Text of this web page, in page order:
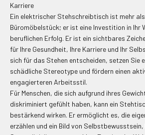
Karriere
Ein elektrischer Stehschreibtisch ist mehr als
Büromöbelstück; er ist eine Investition in Ihr
beruflichen Erfolg. Er ist ein sichtbares
für Ihre Gesundheit, Ihre Karriere und Ihr
sich für das Stehen entscheiden, setzen Sie
schädliche Stereotype und fördern einen
engagierteren Arbeitsstil.
Für Menschen, die sich aufgrund ihres
diskriminiert gefühlt haben, kann ein
bestärkend wirken. Er ermöglicht es, die
erzählen und ein Bild von